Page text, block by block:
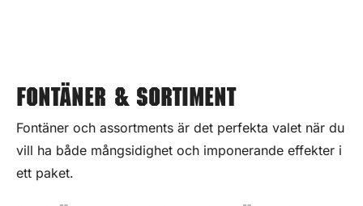
Fontäner & Sortiment
Fontäner och assortments är det perfekta valet när du
vill ha både mångsidighet och imponerande effekter i
ett paket.